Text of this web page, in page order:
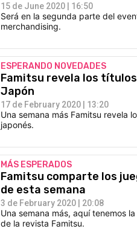
15 de June 2020 | 16:50
Será en la segunda parte del
merchandising.
ESPERANDO NOVEDADES
Famitsu revela los
Japón
17 de February 2020 | 13:20
Una semana más Famitsu revela
japonés.
MÁS ESPERADOS
Famitsu comparte los
de esta semana
3 de February 2020 | 20:08
Una semana más, aquí tenemos
de la revista Famitsu.